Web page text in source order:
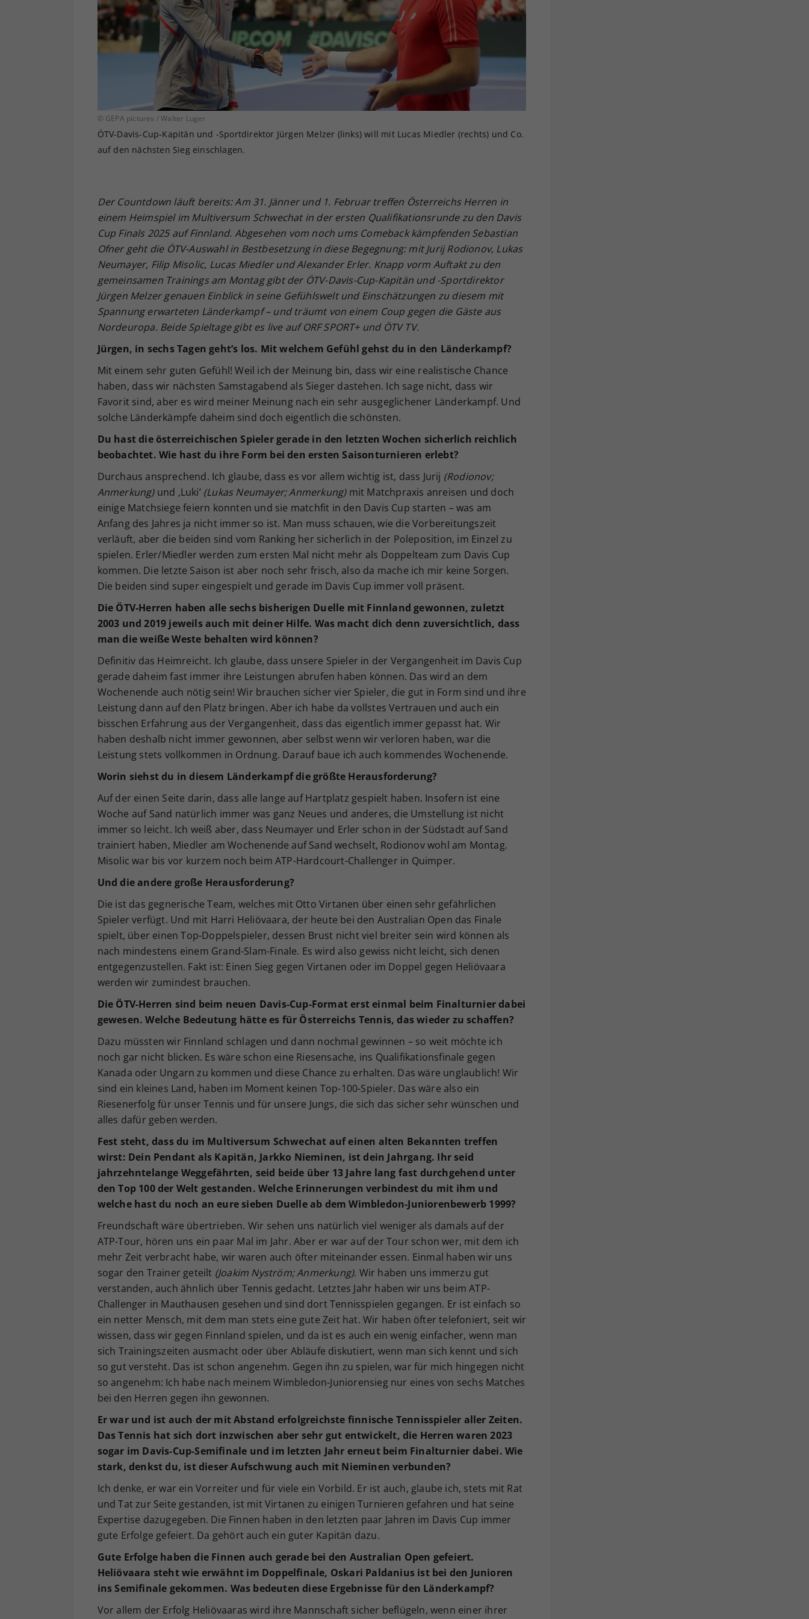
© GEPA pictures / Walter Luger
ÖTV-Davis-Cup-Kapitän und -Sportdirektor Jürgen Melzer (links) will mit Lucas Miedler (rechts) und Co.
auf den nächsten Sieg einschlagen.
Der Countdown läuft bereits: Am 31. Jänner und 1. Februar treffen Österreichs Herren in
einem Heimspiel im Multiversum Schwechat in der ersten Qualifikationsrunde zu den Davis
Cup Finals 2025 auf Finnland. Abgesehen vom noch ums Comeback kämpfenden Sebastian
Ofner geht die ÖTV-Auswahl in Bestbesetzung in diese Begegnung: mit Jurij Rodionov, Lukas
Neumayer, Filip Misolic, Lucas Miedler und Alexander Erler. Knapp vorm Auftakt zu den
gemeinsamen Trainings am Montag gibt der ÖTV-Davis-Cup-Kapitän und -Sportdirektor
Jürgen Melzer genauen Einblick in seine Gefühlswelt und Einschätzungen zu diesem mit
Spannung erwarteten Länderkampf – und träumt von einem Coup gegen die Gäste aus
Nordeuropa. Beide Spieltage gibt es live auf ORF SPORT+ und ÖTV TV.
Jürgen, in sechs Tagen geht’s los. Mit welchem Gefühl gehst du in den Länderkampf?
Mit einem sehr guten Gefühl! Weil ich der Meinung bin, dass wir eine realistische Chance
haben, dass wir nächsten Samstagabend als Sieger dastehen. Ich sage nicht, dass wir
Favorit sind, aber es wird meiner Meinung nach ein sehr ausgeglichener Länderkampf. Und
solche Länderkämpfe daheim sind doch eigentlich die schönsten.
Du hast die österreichischen Spieler gerade in den letzten Wochen sicherlich reichlich
beobachtet. Wie hast du ihre Form bei den ersten Saisonturnieren erlebt?
Durchaus ansprechend. Ich glaube, dass es vor allem wichtig ist, dass Jurij (Rodionov;
Anmerkung)und ‚Luki’ (Lukas Neumayer; Anmerkung)mit Matchpraxis anreisen und doch
einige Matchsiege feiern konnten und sie matchfit in den Davis Cup starten – was am
Anfang des Jahres ja nicht immer so ist. Man muss schauen, wie die Vorbereitungszeit
verläuft, aber die beiden sind vom Ranking her sicherlich in der Poleposition, im Einzel zu
spielen. Erler/Miedler werden zum ersten Mal nicht mehr als Doppelteam zum Davis Cup
kommen. Die letzte Saison ist aber noch sehr frisch, also da mache ich mir keine Sorgen.
Die beiden sind super eingespielt und gerade im Davis Cup immer voll präsent.
Die ÖTV-Herren haben alle sechs bisherigen Duelle mit Finnland gewonnen, zuletzt
2003 und 2019 jeweils auch mit deiner Hilfe. Was macht dich denn zuversichtlich, dass
man die weiße Weste behalten wird können?
Definitiv das Heimreicht. Ich glaube, dass unsere Spieler in der Vergangenheit im Davis Cup
gerade daheim fast immer ihre Leistungen abrufen haben können. Das wird an dem
Wochenende auch nötig sein! Wir brauchen sicher vier Spieler, die gut in Form sind und ihre
Leistung dann auf den Platz bringen. Aber ich habe da vollstes Vertrauen und auch ein
bisschen Erfahrung aus der Vergangenheit, dass das eigentlich immer gepasst hat. Wir
haben deshalb nicht immer gewonnen, aber selbst wenn wir verloren haben, war die
Leistung stets vollkommen in Ordnung. Darauf baue ich auch kommendes Wochenende.
Worin siehst du in diesem Länderkampf die größte Herausforderung?
Auf der einen Seite darin, dass alle lange auf Hartplatz gespielt haben. Insofern ist eine
Woche auf Sand natürlich immer was ganz Neues und anderes, die Umstellung ist nicht
immer so leicht. Ich weiß aber, dass Neumayer und Erler schon in der Südstadt auf Sand
trainiert haben, Miedler am Wochenende auf Sand wechselt, Rodionov wohl am Montag.
Misolic war bis vor kurzem noch beim ATP-Hardcourt-Challenger in Quimper.
Und die andere große Herausforderung?
Die ist das gegnerische Team, welches mit Otto Virtanen über einen sehr gefährlichen
Spieler verfügt. Und mit Harri Heliövaara, der heute bei den Australian Open das Finale
spielt, über einen Top-Doppelspieler, dessen Brust nicht viel breiter sein wird können als
nach mindestens einem Grand-Slam-Finale. Es wird also gewiss nicht leicht, sich denen
entgegenzustellen. Fakt ist: Einen Sieg gegen Virtanen oder im Doppel gegen Heliövaara
werden wir zumindest brauchen.
Die ÖTV-Herren sind beim neuen Davis-Cup-Format erst einmal beim Finalturnier dabei
gewesen. Welche Bedeutung hätte es für Österreichs Tennis, das wieder zu schaffen?
Dazu müssten wir Finnland schlagen und dann nochmal gewinnen – so weit möchte ich
noch gar nicht blicken. Es wäre schon eine Riesensache, ins Qualifikationsfinale gegen
Kanada oder Ungarn zu kommen und diese Chance zu erhalten. Das wäre unglaublich! Wir
sind ein kleines Land, haben im Moment keinen Top-100-Spieler. Das wäre also ein
Riesenerfolg für unser Tennis und für unsere Jungs, die sich das sicher sehr wünschen und
alles dafür geben werden.
Fest steht, dass du im Multiversum Schwechat auf einen alten Bekannten treffen
wirst: Dein Pendant als Kapitän, Jarkko Nieminen, ist dein Jahrgang. Ihr seid
jahrzehntelange Weggefährten, seid beide über 13 Jahre lang fast durchgehend unter
den Top 100 der Welt gestanden. Welche Erinnerungen verbindest du mit ihm und
welche hast du noch an eure sieben Duelle ab dem Wimbledon-Juniorenbewerb 1999?
Freundschaft wäre übertrieben. Wir sehen uns natürlich viel weniger als damals auf der
ATP-Tour, hören uns ein paar Mal im Jahr. Aber er war auf der Tour schon wer, mit dem ich
mehr Zeit verbracht habe, wir waren auch öfter miteinander essen. Einmal haben wir uns
sogar den Trainer geteilt (Joakim Nyström; Anmerkung). Wir haben uns immerzu gut
verstanden, auch ähnlich über Tennis gedacht. Letztes Jahr haben wir uns beim ATP-
Challenger in Mauthausen gesehen und sind dort Tennisspielen gegangen. Er ist einfach so
ein netter Mensch, mit dem man stets eine gute Zeit hat. Wir haben öfter telefoniert, seit wir
wissen, dass wir gegen Finnland spielen, und da ist es auch ein wenig einfacher, wenn man
sich Trainingszeiten ausmacht oder über Abläufe diskutiert, wenn man sich kennt und sich
so gut versteht. Das ist schon angenehm. Gegen ihn zu spielen, war für mich hingegen nicht
so angenehm: Ich habe nach meinem Wimbledon-Juniorensieg nur eines von sechs Matches
bei den Herren gegen ihn gewonnen.
Er war und ist auch der mit Abstand erfolgreichste finnische Tennisspieler aller Zeiten.
Das Tennis hat sich dort inzwischen aber sehr gut entwickelt, die Herren waren 2023
sogar im Davis-Cup-Semifinale und im letzten Jahr erneut beim Finalturnier dabei. Wie
stark, denkst du, ist dieser Aufschwung auch mit Nieminen verbunden?
Ich denke, er war ein Vorreiter und für viele ein Vorbild. Er ist auch, glaube ich, stets mit Rat
und Tat zur Seite gestanden, ist mit Virtanen zu einigen Turnieren gefahren und hat seine
Expertise dazugegeben. Die Finnen haben in den letzten paar Jahren im Davis Cup immer
gute Erfolge gefeiert. Da gehört auch ein guter Kapitän dazu.
Gute Erfolge haben die Finnen auch gerade bei den Australian Open gefeiert.
Heliövaara steht wie erwähnt im Doppelfinale, Oskari Paldanius ist bei den Junioren
ins Semifinale gekommen. Was bedeuten diese Ergebnisse für den Länderkampf?
Vor allem der Erfolg Heliövaaras wird ihre Mannschaft sicher beflügeln, wenn einer ihrer
Ihrer vorgenommen Einstellungen, falls der
Webseiten-Betreiber dies eingestellt hat.